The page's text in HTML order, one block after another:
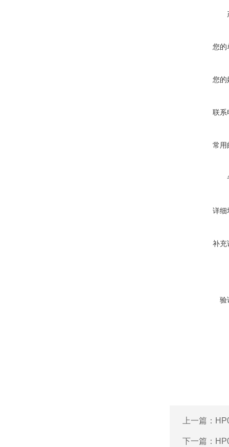
您的
您的
联系
常用
详细
补充
验
上一篇：
下一篇：